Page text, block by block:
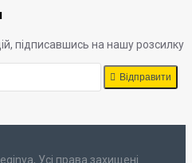
підписавшись на нашу розсилку
Відправити
Усі права захищені